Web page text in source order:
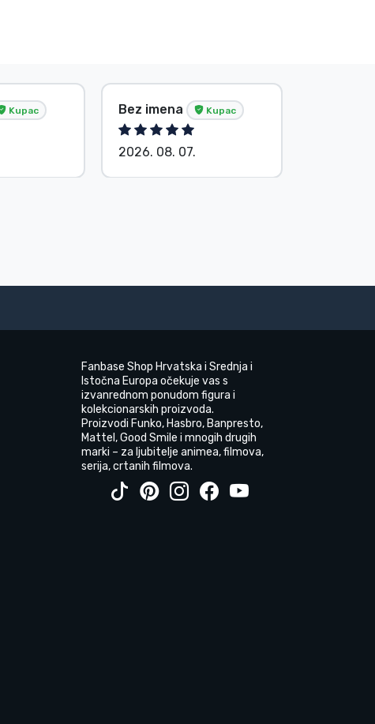
Kupac Bez imena Kupac
2026. 08. 07.
Fanbase Shop Hrvatska i Srednja i
Istočna Europa očekuje vas s
izvanrednom ponudom figura i
kolekcionarskih proizvoda.
Proizvodi Funko, Hasbro, Banpresto,
Mattel, Good Smile i mnogih drugih
marki – za ljubitelje animea, filmova,
serija, crtanih filmova.